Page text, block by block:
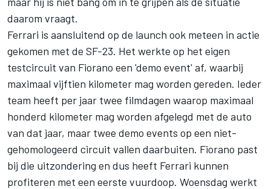
daarom vraagt.
Ferrari is aansluitend op de launch ook meteen in actie
gekomen met de SF-23. Het werkte op het eigen
testcircuit van Fiorano een 'demo event' af, waarbij
maximaal vijftien kilometer mag worden gereden. Ieder
team heeft per jaar twee filmdagen waarop maximaal
honderd kilometer mag worden afgelegd met de auto
van dat jaar, maar twee demo events op een niet-
gehomologeerd circuit vallen daarbuiten. Fiorano past
bij die uitzondering en dus heeft Ferrari kunnen
profiteren met een eerste vuurdoop. Woensdag werkt